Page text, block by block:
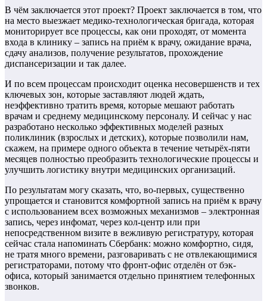
В чём заключается этот проект? Проект заключается в том, что
на место выезжает медико-технологическая бригада, которая
мониторирует все процессы, как они проходят, от момента
входа в клинику – запись на приём к врачу, ожидание врача,
сдачу анализов, получение результатов, прохождение
диспансеризации и так далее.
И по всем процессам происходит оценка несовершенств и тех
ключевых зон, которые заставляют людей ждать,
неэффективно тратить время, которые мешают работать
врачам и среднему медицинскому персоналу. И сейчас у нас
разработано несколько эффективных моделей разных
поликлиник (взрослых и детских), которые позволили нам,
скажем, на примере одного объекта в течение четырёх-пяти
месяцев полностью преобразить технологические процессы и
улучшить логистику внутри медицинских организаций.
По результатам могу сказать, что, во-первых, существенно
упрощается и становится комфортной запись на приём к врачу
с использованием всех возможных механизмов – электронная
запись, через инфомат, через кол-центр или при
непосредственном визите в вежливую регистратуру, которая
сейчас стала напоминать Сбербанк: можно комфортно, сидя,
не тратя много времени, разговаривать с не отвлекающимися
регистраторами, потому что фронт-офис отделён от бэк-
офиса, который занимается отдельно принятием телефонных
звонков.